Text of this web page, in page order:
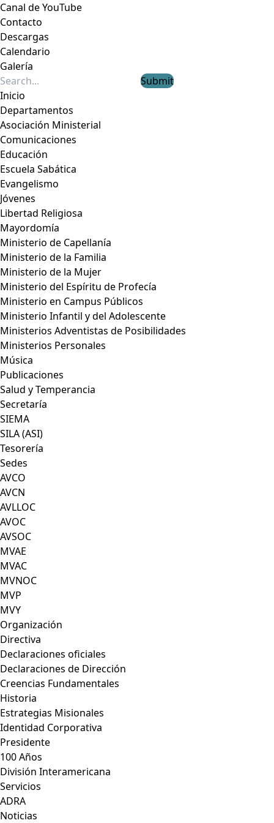
Canal de YouTube
Contacto
Descargas
Calendario
Galería
Submit
Inicio
Departamentos
Asociación Ministerial
Comunicaciones
Educación
Escuela Sabática
Evangelismo
Jóvenes
Libertad Religiosa
Mayordomía
Ministerio de Capellanía
Ministerio de la Familia
Ministerio de la Mujer
Ministerio del Espíritu de Profecía
Ministerio en Campus Públicos
Ministerio Infantil y del Adolescente
Ministerios Adventistas de Posibilidades
Ministerios Personales
Música
Publicaciones
Salud y Temperancia
Secretaría
SIEMA
SILA (ASI)
Tesorería
Sedes
AVCO
AVCN
AVLLOC
AVOC
AVSOC
MVAE
MVAC
MVNOC
MVP
MVY
Organización
Directiva
Declaraciones oficiales
Declaraciones de Dirección
Creencias Fundamentales
Historia
Estrategias Misionales
Identidad Corporativa
Presidente
100 Años
División Interamericana
Servicios
ADRA
Noticias